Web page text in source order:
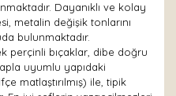
Dayanıklı ve kolay
metalin değişik tonlarını
bulunmaktadır.
perçinli bıçaklar, dibe doğru
uyumlu yapıdaki
matlaştırılmış) ile, tipik